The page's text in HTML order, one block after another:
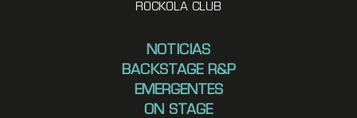
ROCKOLA CLUB
NOTICIAS
BACKSTAGE R&P
EMERGENTES
ON STAGE